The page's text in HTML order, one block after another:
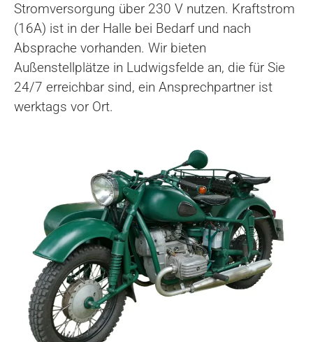
Stromversorgung über 230 V nutzen. Kraftstrom
(16A) ist in der Halle bei Bedarf und nach
Absprache vorhanden. Wir bieten
Außenstellplätze in Ludwigsfelde an, die für Sie
24/7 erreichbar sind, ein Ansprechpartner ist
werktags vor Ort.